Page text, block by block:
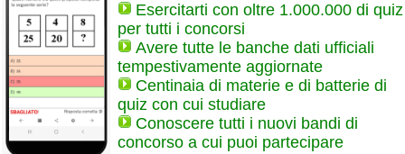
Esercitarti con oltre 1.000.000 di quiz
per tutti i concorsi
Avere tutte le banche dati ufficiali
tempestivamente aggiornate
Centinaia di materie e di batterie di
quiz con cui studiare
Conoscere tutti i nuovi bandi di
concorso a cui puoi partecipare